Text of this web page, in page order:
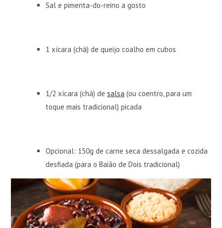
Sal e pimenta-do-reino a gosto
1 xícara (chá) de queijo coalho em cubos
1/2 xícara (chá) desalsa (ou coentro, para um
toque mais tradicional) picada
Opcional: 150g de carne seca dessalgada e cozida
desfiada (para o Baião de Dois tradicional)